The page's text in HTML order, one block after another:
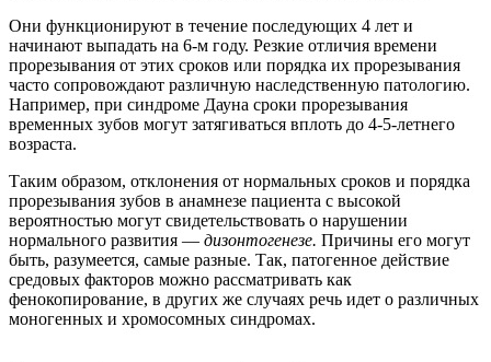
Они функционируют в течение последующих 4 лет и
начинают выпадать на 6-м году. Резкие отличия времени
прорезывания от этих сроков или порядка их прорезывания
часто сопровождают различную наследственную патологию.
Например, при синдроме Дауна сроки прорезывания
временных зубов могут затягиваться вплоть до 4-5-летнего
возраста.
Таким образом, отклонения от нормальных сроков и порядка
прорезывания зубов в анамнезе пациента с высокой
вероятностью могут свидетельствовать о нарушении
нормального развития — дизонтогенезе. Причины его могут
быть, разумеется, самые разные. Так, патогенное действие
средовых факторов можно рассматривать как
фенокопирование, в других же случаях речь идет о различных
моногенных и хромосомных синдромах.